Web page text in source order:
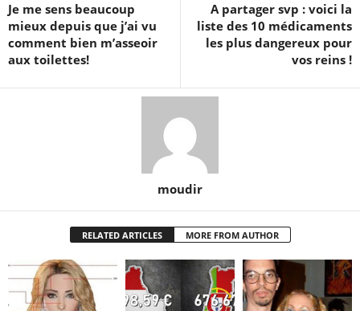
Je me sens beaucoup
mieux depuis que j’ai vu
comment bien m’asseoir
aux toilettes!
A partager svp : voici la
liste des 10 médicaments
les plus dangereux pour
vos reins !
moudir
RELATED ARTICLES MORE FROM AUTHOR